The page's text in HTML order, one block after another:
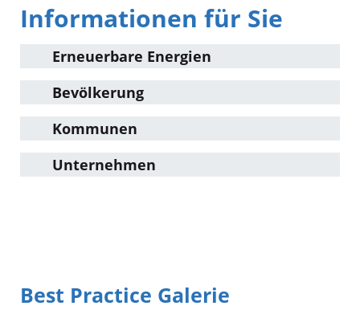
Informationen für Sie
Erneuerbare Energien
Bevölkerung
Kommunen
Unternehmen
Best Practice Galerie